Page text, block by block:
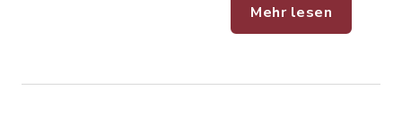
Mehr lesen